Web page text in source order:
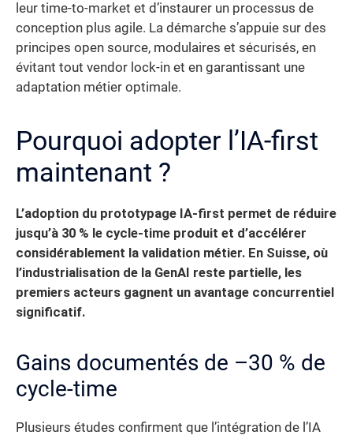
leur time-to-market et d’instaurer un processus de
conception plus agile. La démarche s’appuie sur des
principes open source, modulaires et sécurisés, en
évitant tout vendor lock-in et en garantissant une
adaptation métier optimale.
Pourquoi adopter l’IA-first
maintenant ?
L’adoption du prototypage IA-first permet de réduire
jusqu’à 30 % le cycle-time produit et d’accélérer
considérablement la validation métier. En Suisse, où
l’industrialisation de la GenAI reste partielle, les
premiers acteurs gagnent un avantage concurrentiel
significatif.
Gains documentés de –30 % de
cycle-time
Plusieurs études confirment que l’intégration de l’IA